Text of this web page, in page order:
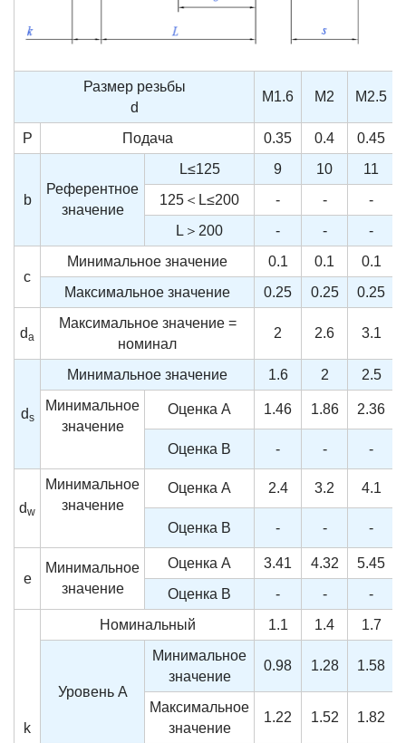
Размер резьбы
d
M1.6 M2 M2.5
P Подача 0.35 0.4 0.45
b
Референтное
значение
L≤125 9 10
11
125＜L≤200
- -
-
L＞200
- - -
c
Минимальное значение 0.1 0.1 0.1
Максимальное значение
0.25 0.25 0.25
da
Максимальное значение =
номинал
2 2.6 3.1
ds
Минимальное значение 1.6 2
2.5
Минимальное
значение
Оценка A 1.46 1.86 2.36
Оценка B - - -
dw
Минимальное
значение
Оценка A 2.4 3.2 4.1
Оценка B - - -
e
Минимальное
значение
Оценка A 3.41 4.32 5.45
Оценка B
- - -
k
Номинальный 1.1 1.4 1.7
Уровень А
Минимальное
значение
0.98 1.28 1.58
Максимальное
значение
1.22 1.52 1.82